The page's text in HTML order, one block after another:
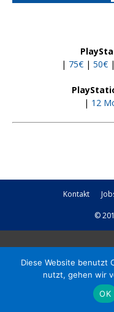
| 75€ | 50€ |
| 12
Kontakt
©
Diese Website benutzt
nutzt, gehen wir
OK